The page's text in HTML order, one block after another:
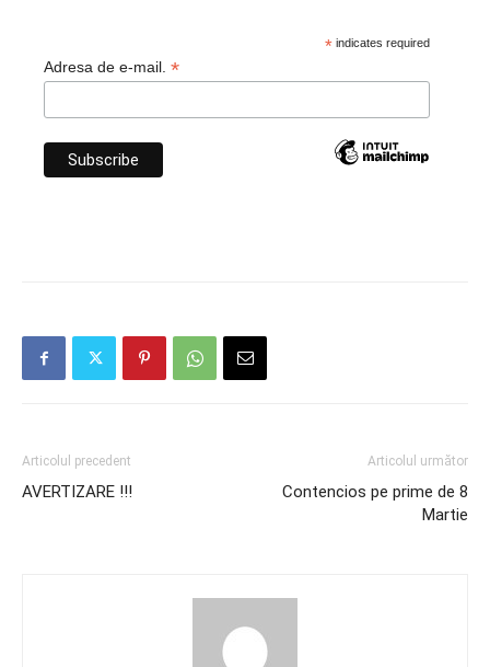
* indicates required
Adresa de e-mail. *
Articolul precedent
AVERTIZARE !!!
Articolul următor
Contencios pe prime de 8
Martie